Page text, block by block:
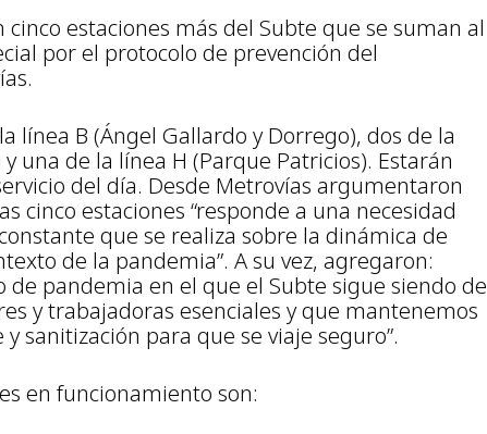
estaciones más del Subte que se suman al
por el protocolo de prevención del
línea B (Ángel Gallardo y Dorrego), dos de la
una de la línea H (Parque Patricios). Estarán
del día. Desde Metrovías argumentaron
cinco estaciones “responde a una necesidad
que se realiza sobre la dinámica de
de la pandemia”. A su vez, agregaron:
de pandemia en el que el Subte sigue siendo de
y trabajadoras esenciales y que mantenemos
sanitización para que se viaje seguro”.
en funcionamiento son: